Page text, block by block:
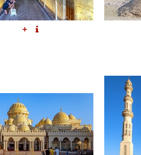
+